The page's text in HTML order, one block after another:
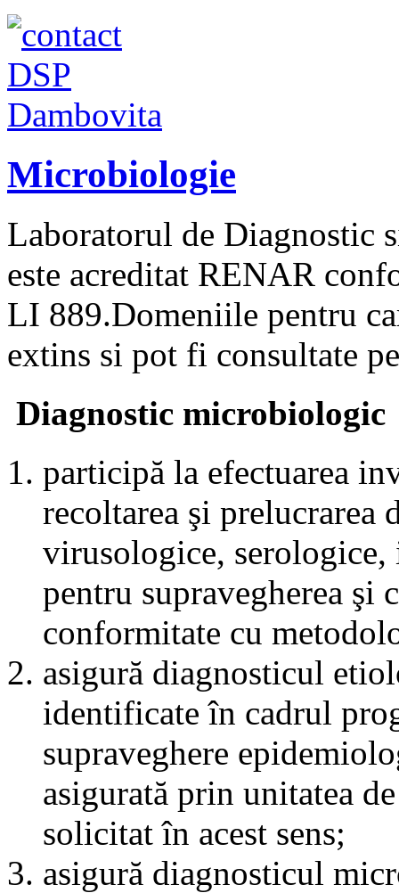
Microbiologie
Laboratorul de Diagnostic
este acreditat RENAR
LI 889.Domeniile pentru
extins si pot fi consultate
Diagnostic microbiologic
participă la efectuarea
recoltarea şi prelucrarea
virusologice,
pentru supravegherea
conformitate cu
asigură diagnosticul
identificate în cadrul
supraveghere
asigurată prin unitatea
solicitat în acest sens;
asigură diagnosticul